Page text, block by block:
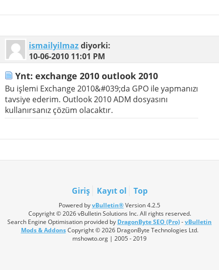
ismailyilmazdiyorki:
10-06-2010 11:01 PM
Ynt: exchange 2010 outlook 2010
Bu işlemi Exchange 2010&#039;da GPO ile yapmanızı
tavsiye ederim. Outlook 2010 ADM dosyasını
kullanırsanız çözüm olacaktır.
Giriş Kayıt ol Top
Powered byvBulletin®Version 4.2.5
Copyright © 2026 vBulletin Solutions Inc. All rights reserved.
Search Engine Optimisation provided by DragonByte SEO (Pro)-vBulletin
Mods & AddonsCopyright © 2026 DragonByte Technologies Ltd.
mshowto.org | 2005 - 2019